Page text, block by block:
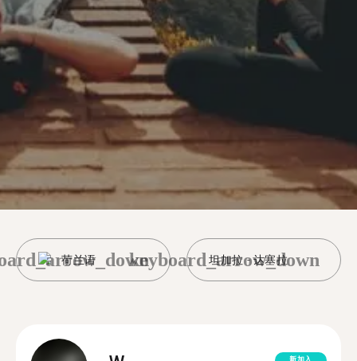
荷兰语 坦加拉 - 达塞拉
keyboard_arrow_down